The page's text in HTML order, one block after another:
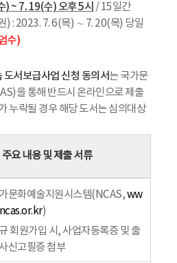
) ~ 7. 19(수) 오후 5시 / 15일간
) : 2023. 7. 6(목) ∼ 7. 20(목) 당일
수)
서보급사업 신청 동의서는 국가문
을 통해 반드시 온라인으로 제출
누락될 경우 해당 도서는 심의대상
주요 내용 및 제출 서류
문화예술지원시스템(NCAS,ww
)
회원가입 시, 사업자등록증 및 출
신고필증 첨부